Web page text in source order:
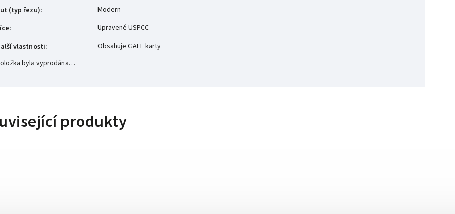
(typ řezu):
Modern
:
Upravené USPCC
vlastnosti:
Obsahuje GAFF karty
byla vyprodána…
produkty